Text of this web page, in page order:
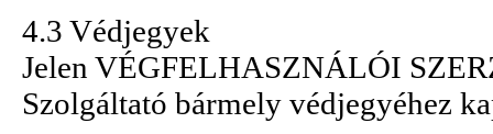
4.3 Védjegyek
Jelen VÉGFELHASZNÁLÓI
Szolgáltató bármely védjegyéhez